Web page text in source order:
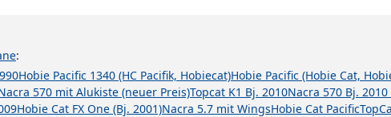
:
Hobie Pacific 1340 (HC Pacifik, Hobiecat)Hobie Pacific (Hobie Cat,
570 mit Alukiste (neuer Preis)Topcat K1 Bj. 2010Nacra 570 Bj.
Hobie Cat FX One (Bj. 2001)Nacra 5.7 mit WingsHobie Cat Pacific